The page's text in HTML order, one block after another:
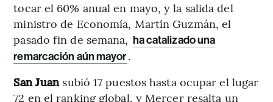
tocar el 60% anual en mayo, y la salida del
ministro de Economía, Martín Guzmán, el
pasado fin de semana, ha catalizado una
remarcación aún mayor.
San Juansubió 17 puestos hasta ocupar el lugar
72 en el ranking global, y Mercer resalta un